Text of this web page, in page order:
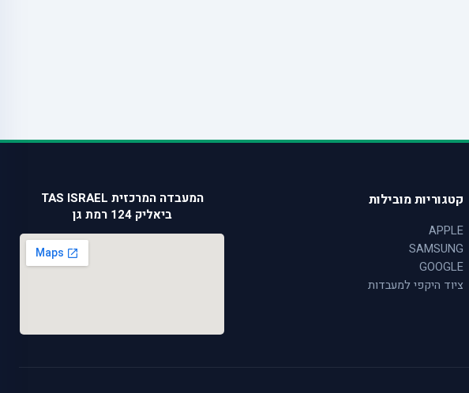
קטגוריות מובילות
APPLE
SAMSUNG
GOOGLE
ציוד היקפי למעבדות
המעבדה המרכזית TAS ISRAEL
ביאליק 124 רמת גן